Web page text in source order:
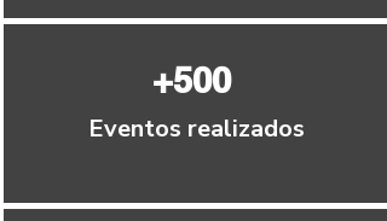
+500
Eventos realizados